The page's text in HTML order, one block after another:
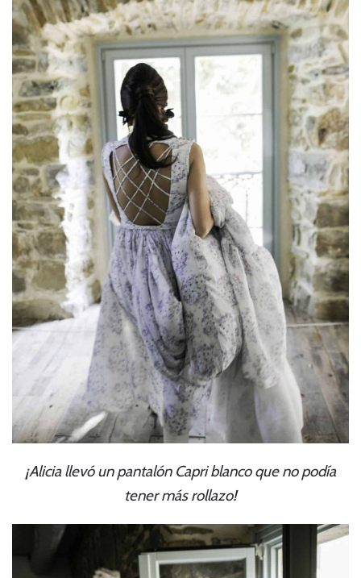
¡Alicia llevó un pantalón Capri blanco que no podía
tener más rollazo!